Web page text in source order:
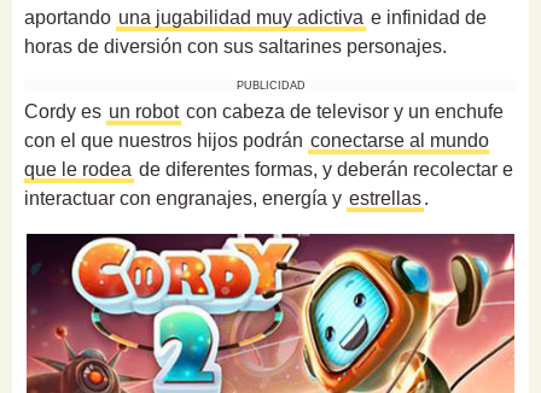
aportando una jugabilidad muy adictiva e infinidad de
horas de diversión con sus saltarines personajes.
PUBLICIDAD
Cordy es un robot con cabeza de televisor y un enchufe
con el que nuestros hijos podrán conectarse al mundo
que le rodea de diferentes formas, y deberán recolectar e
interactuar con engranajes, energía y estrellas.